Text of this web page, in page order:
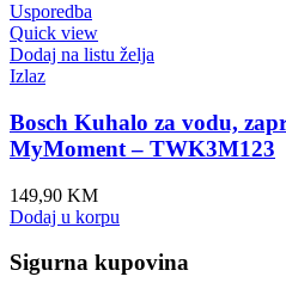
Usporedba
Quick view
Dodaj na listu želja
Izlaz
Bosch Kuhalo za vodu,
MyMoment – TWK3M123
149,90 KM
Dodaj u korpu
Sigurna kupovina